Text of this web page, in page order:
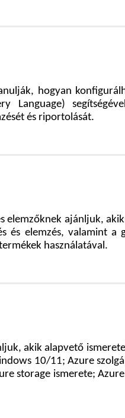
hogyan
Language)
és riportolását.
elemzőknek ajánljuk,
és elemzés, valamint a
használatával.
akik alapvető
10/11; Azure
storage ismerete;